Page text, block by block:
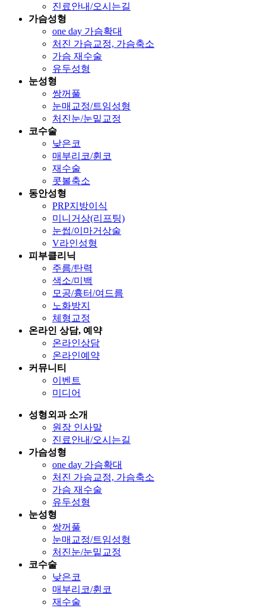
진료안내/오시는길
가슴성형
one day 가슴확대
처진 가슴교정, 가슴축소
가슴 재수술
유두성형
눈성형
쌍꺼풀
눈매교정/트임성형
처진눈/눈밑교정
코수술
낮은코
매부리코/휜코
재수술
콧볼축소
동안성형
PRP지방이식
미니거상(리프팅)
눈썹/이마거상술
V라인성형
피부클리닉
주름/탄력
색소/미백
모공/흉터/여드름
노화방지
체형교정
온라인 상담, 예약
온라인상담
온라인예약
커뮤니티
이벤트
미디어
성형외과 소개
원장 인사말
진료안내/오시는길
가슴성형
one day 가슴확대
처진 가슴교정, 가슴축소
가슴 재수술
유두성형
눈성형
쌍꺼풀
눈매교정/트임성형
처진눈/눈밑교정
코수술
낮은코
매부리코/휜코
재수술